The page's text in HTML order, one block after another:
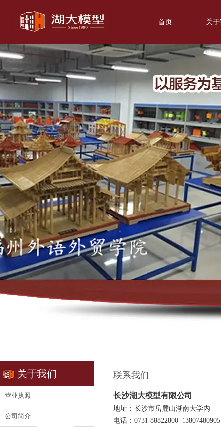
首页 关
关于我们
营业执照
公司简介
联系我们
长沙湖大模型有限公司
地址：长沙市岳麓山湖南大学内
电话：0731-88822800